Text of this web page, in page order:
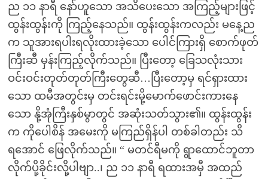
ည ၁၁ နာရီ နော်ဟူသော အသိပေးသော အကြည့်များဖြင့်
ထွန်းထွန်းကို ကြည့်နေသည်။ ထွန်းထွန်းကလည်း မနေ့ည
က သူအားရပါးရလိုးထားခဲ့သော ပေါင်ကြားရှိ စောက်ဖုတ်
ကြီးဆီ မှန်းကြည့်လိုက်သည်။ ပြီးတော့ ခြေသလုံးသား
ဝင်းဝင်းတုတ်တုတ်ကြီးတွေဆီ…ပြီးတော့မှ ရင်ရှားထား
သော ထမီအတွင်းမှ တင်းရင်းမို့မောက်ဖောင်းကားနေ
သော နို့အုံကြီးနှစ်မွာတွင် အဆုံးသတ်သွား၏။ ထွန်းထွန်း
က ကိုပေါစိန် အမေးကို မကြည်ရှိန်ပါ တစ်ခါတည်း သိ
ရအောင် ဖြေလိုက်သည်။ “ မတင်ရီမကို ရွာထောင်ဘူတာ
လိုက်ပို့ခိုင်းလို့ပါဗျာ..၊ ည ၁၁ နာရီ ရထားအမှီ အထည်